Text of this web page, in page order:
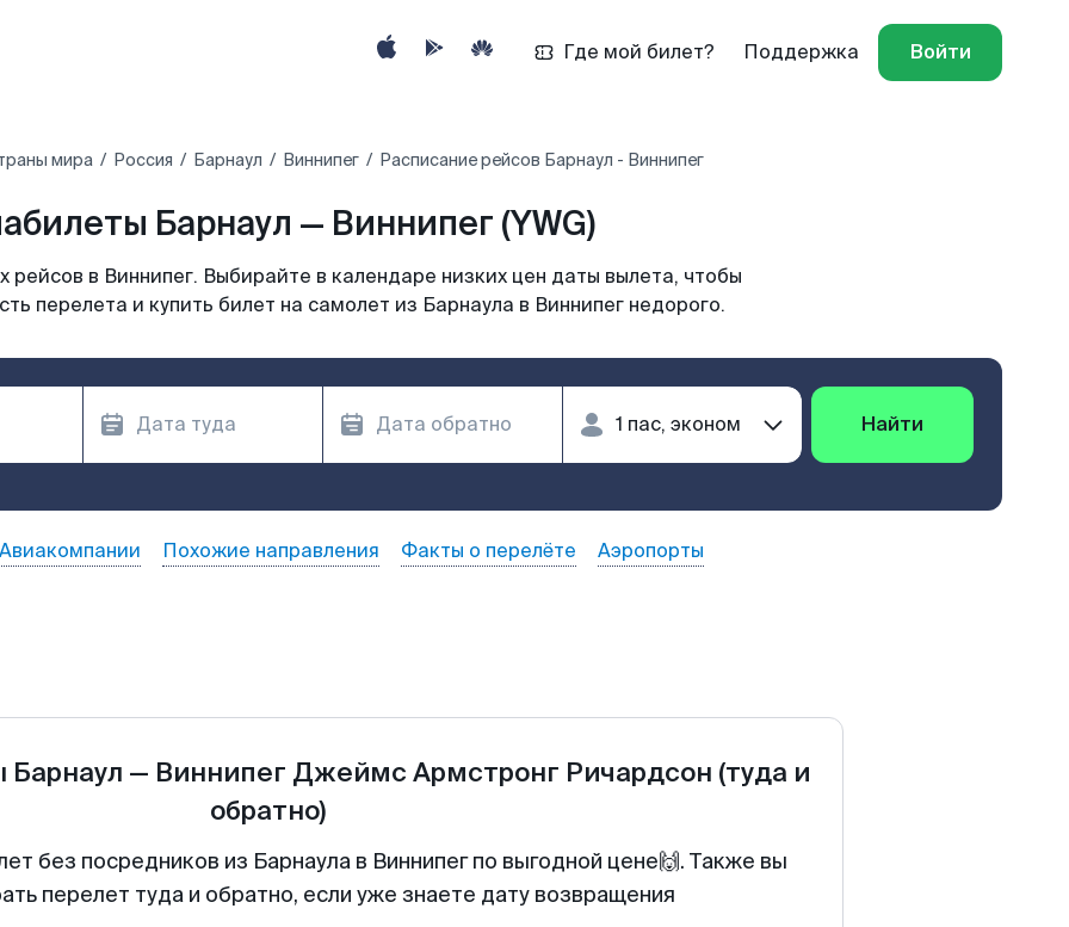
Где мой билет? Поддержка Войти
мира Россия Барнаул Виннипег Расписание рейсов Барнаул - Виннипег
Барнаул — Виннипег (YWG)
в Виннипег. Выбирайте в календаре низких цен даты вылета, чтобы
перелета и купить билет на самолет из Барнаула в Виннипег недорого.
Найти
Похожие направления Факты о перелёте Аэропорты
Барнаул — Виннипег Джеймс Армстронг Ричардсон (туда и
обратно)
без посредников из Барнаула в Виннипег по выгодной цене🙌. Также вы
перелет туда и обратно, если уже знаете дату возвращения